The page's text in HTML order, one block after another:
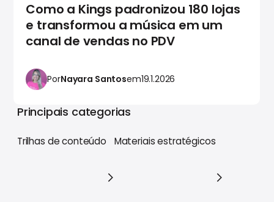
Como a Kings padronizou 180 lojas
e transformou a música em um
canal de vendas no PDV
PorNayara Santosem19.1.2026
Principais categorias
Trilhas de conteúdo Materiais estratégicos